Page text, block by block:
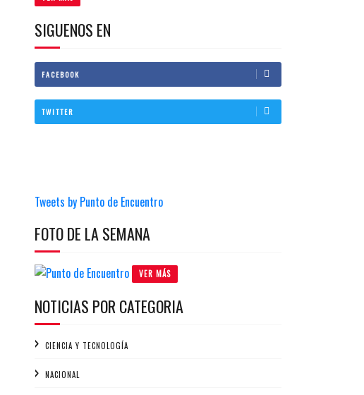
SIGUENOS EN
FACEBOOK
TWITTER
Tweets by Punto de Encuentro
FOTO DE LA SEMANA
VER MÁS
NOTICIAS POR CATEGORIA
CIENCIA Y TECNOLOGÍA
NACIONAL